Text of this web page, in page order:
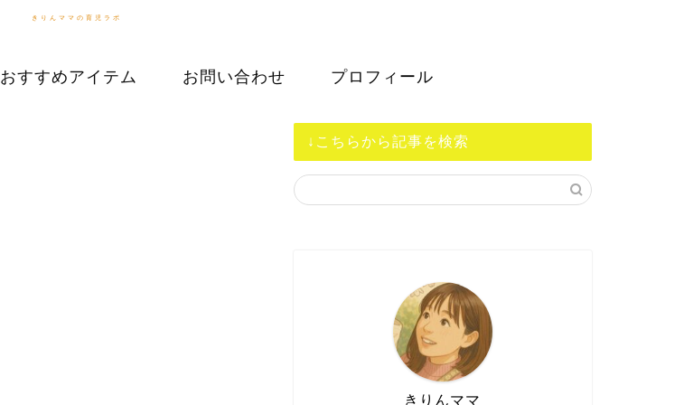
きりんママの育児ラボ
おすすめアイテム お問い合わせ プロフィール
↓こちらから記事を検索
きりんママ